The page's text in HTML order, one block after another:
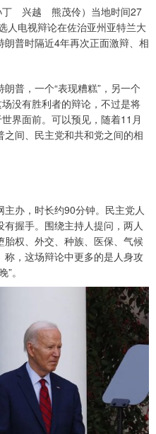
兴越 熊茂伶）当地时间27
人电视辩论在佐治亚州亚特兰大
普时隔近4年再次正面激辩、相
普，一个“表现糟糕”，另一个
没有胜利者的辩论，不过是将
界面前。可以预见，随着11月
间、民主党和共和党之间的相
办，时长约90分钟。民主党人
握手。围绕主持人提问，两人
权、外交、种族、医保、气候
，这场辩论中更多的是人身攻
。